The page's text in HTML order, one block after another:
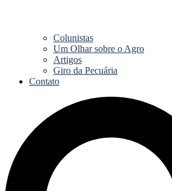
Colunistas
Um Olhar sobre o Agro
Artigos
Giro da Pecuária
Contato